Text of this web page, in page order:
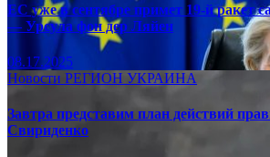
ЕС уже в сентябре примет 19-й ракет
— Урсула фон дер Ляйен
08.17.2025
Новости РЕГИОН УКРАИНА
Завтра представим план действий
Свириденко